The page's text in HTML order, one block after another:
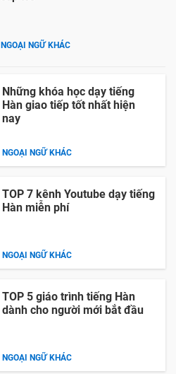
NGOẠI NGỮ KHÁC
Những khóa học dạy tiếng
Hàn giao tiếp tốt nhất hiện
nay
NGOẠI NGỮ KHÁC
TOP 7 kênh Youtube dạy tiếng
Hàn miễn phí
NGOẠI NGỮ KHÁC
TOP 5 giáo trình tiếng Hàn
dành cho người mới bắt đầu
NGOẠI NGỮ KHÁC